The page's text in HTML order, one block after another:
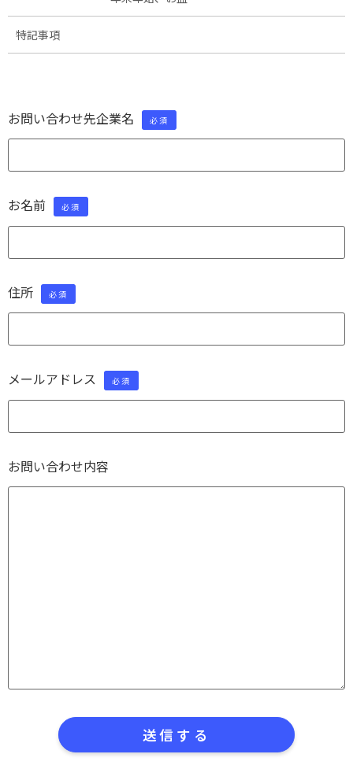
特記事項
お問い合わせ先企業名 必須
お名前 必須
住所 必須
メールアドレス 必須
お問い合わせ内容